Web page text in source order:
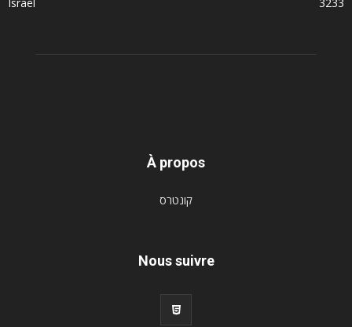
À propos
קונטרס
Nous suivre